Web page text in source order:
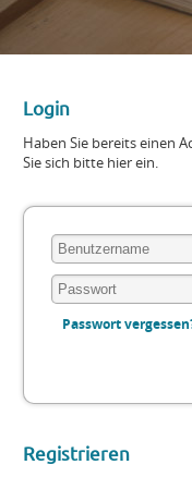
Login
Haben Sie bereits einen
Sie sich bitte hier ein.
Passwort
Registrieren